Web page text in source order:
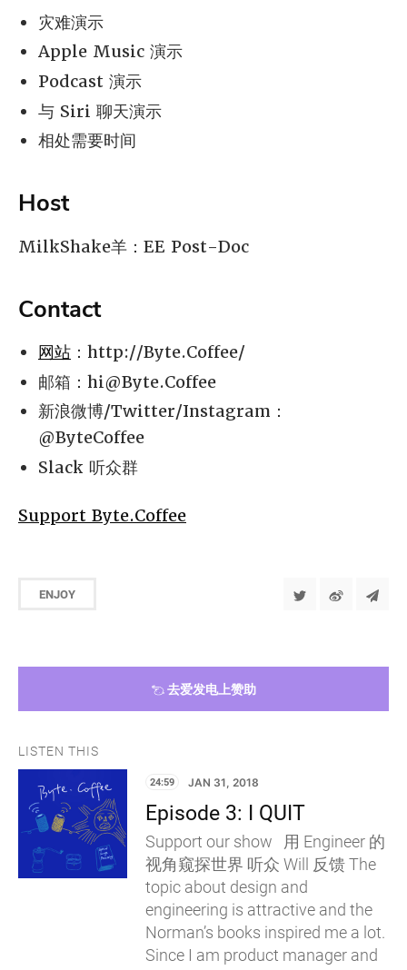
灾难演示
Apple Music 演示
Podcast 演示
与 Siri 聊天演示
相处需要时间
Host
MilkShake羊：EE Post-Doc
Contact
网站 ：http://Byte.Coffee/
邮箱： hi@Byte.Coffee
新浪微博/Twitter/Instagram：
@ByteCoffee
Slack 听众群
Support Byte.Coffee
ENJOY
去爱发电上赞助
LISTEN THIS
24:59 JAN 31, 2018
Episode 3: I QUIT
Support our show 用 Engineer 的
视角窥探世界 听众 Will 反馈 The
topic about design and
engineering is attractive and the
Norman’s books inspired me a lot.
Since I am product manager and